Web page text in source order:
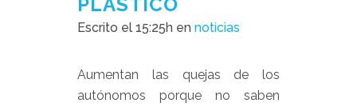
Escrito el 15:25h en noticias
Aumentan las quejas de los
autónomos porque no saben